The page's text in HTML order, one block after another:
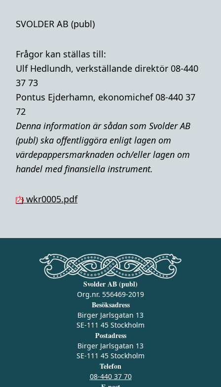
SVOLDER AB (publ)
Frågor kan ställas till:
Ulf Hedlundh, verkställande direktör 08-440
37 73
Pontus Ejderhamn, ekonomichef 08-440 37
72
Denna information är sådan som Svolder AB
(publ) ska offentliggöra enligt lagen om
värdepappersmarknaden och/eller lagen om
handel med finansiella instrument.
wkr0005.pdf
Svolder AB (publ)
Org.nr. 556469-2019
Besöksadress
Birger Jarlsgatan 13
SE-111 45 Stockholm
Postadress
Birger Jarlsgatan 13
SE-111 45 Stockholm
Telefon
08-440 37 70